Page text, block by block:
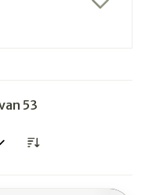
53